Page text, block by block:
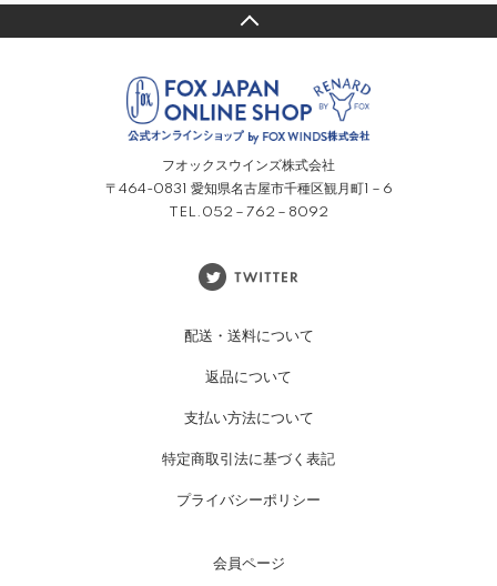
フオックスウインズ株式会社
〒464-0831 愛知県名古屋市千種区観月町1－6
TEL.052－762－8092
配送・送料について
返品について
支払い方法について
特定商取引法に基づく表記
プライバシーポリシー
会員ページ